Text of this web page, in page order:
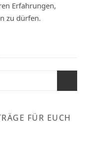
Erfahrungen,
zu dürfen.
FÜR EUCH